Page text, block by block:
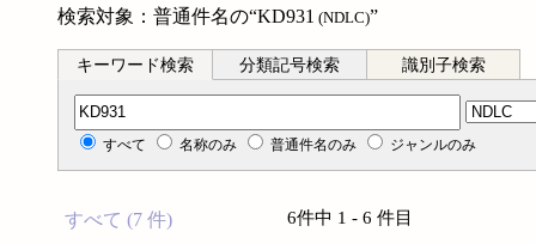
検索対象：普通件名の“KD931 (NDLC)”
キーワード検索 分類記号検索 識別子検索
分類記号検索
すべて 名称のみ 普通件名のみ ジャンルのみ
すべて (7 件)
6件中 1 - 6 件目